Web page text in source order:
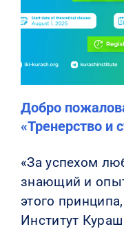
КОНТАКТЫ
Добро
«Тренерство и
«За успехом
знающий и
этого
Институт